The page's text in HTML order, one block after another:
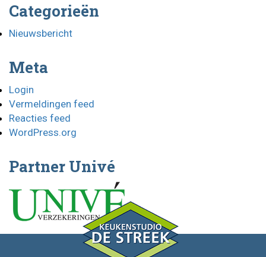
Categorieën
Nieuwsbericht
Meta
Login
Vermeldingen feed
Reacties feed
WordPress.org
Partner Univé